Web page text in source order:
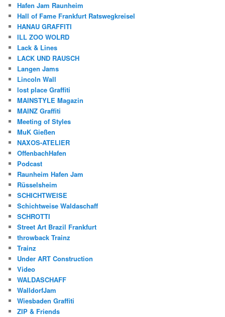
Hafen Jam Raunheim
Hall of Fame Frankfurt Ratswegkreisel
HANAU GRAFFITI
ILL ZOO WOLRD
Lack & Lines
LACK UND RAUSCH
Langen Jams
Lincoln Wall
lost place Graffiti
MAINSTYLE Magazin
MAINZ Graffiti
Meeting of Styles
MuK Gießen
NAXOS-ATELIER
OffenbachHafen
Podcast
Raunheim Hafen Jam
Rüsselsheim
SCHICHTWEISE
Schichtweise Waldaschaff
SCHROTTI
Street Art Brazil Frankfurt
throwback Trainz
Trainz
Under ART Construction
Video
WALDASCHAFF
WalldorfJam
Wiesbaden Graffiti
ZIP & Friends